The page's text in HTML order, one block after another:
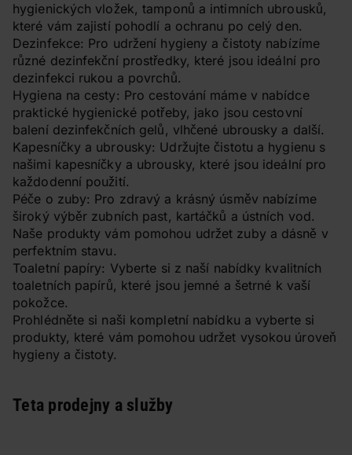
hygienických vložek, tamponů a intimních ubrousků,
které vám zajistí pohodlí a ochranu po celý den.
Dezinfekce: Pro udržení hygieny a čistoty nabízíme
různé dezinfekční prostředky, které jsou ideální pro
dezinfekci rukou a povrchů.
Hygiena na cesty: Pro cestování máme v nabídce
praktické hygienické potřeby, jako jsou cestovní
balení dezinfekčních gelů, vlhčené ubrousky a další.
Kapesníčky a ubrousky: Udržujte čistotu a hygienu s
našimi kapesníčky a ubrousky, které jsou ideální pro
každodenní použití.
Péče o zuby: Pro zdravý a krásný úsměv nabízíme
široký výběr zubních past, kartáčků a ústních vod.
Naše produkty vám pomohou udržet zuby a dásně v
perfektním stavu.
Toaletní papíry: Vyberte si z naší nabídky kvalitních
toaletních papírů, které jsou jemné a šetrné k vaší
pokožce.
Prohlédněte si naši kompletní nabídku a vyberte si
produkty, které vám pomohou udržet vysokou úroveň
hygieny a čistoty.
Teta prodejny a služby